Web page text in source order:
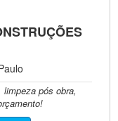
pós obra,